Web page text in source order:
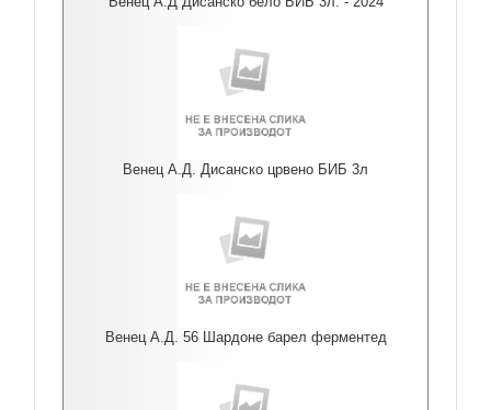
Венец А.Д. Дисанско црвено БИБ 3л
Венец А.Д. 56 Шардоне барел ферментед